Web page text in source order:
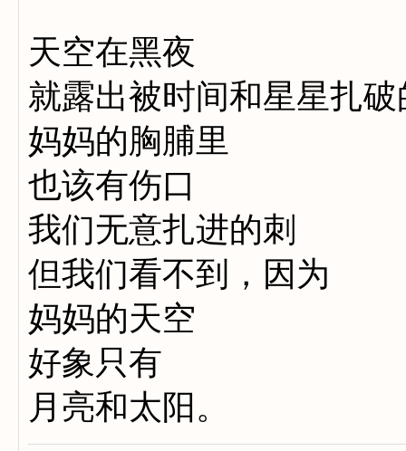
天空在黑夜
就露出被时间和星星扎
妈妈的胸脯里
也该有伤口
我们无意扎进的刺
但我们看不到，因为
妈妈的天空
好象只有
月亮和太阳。